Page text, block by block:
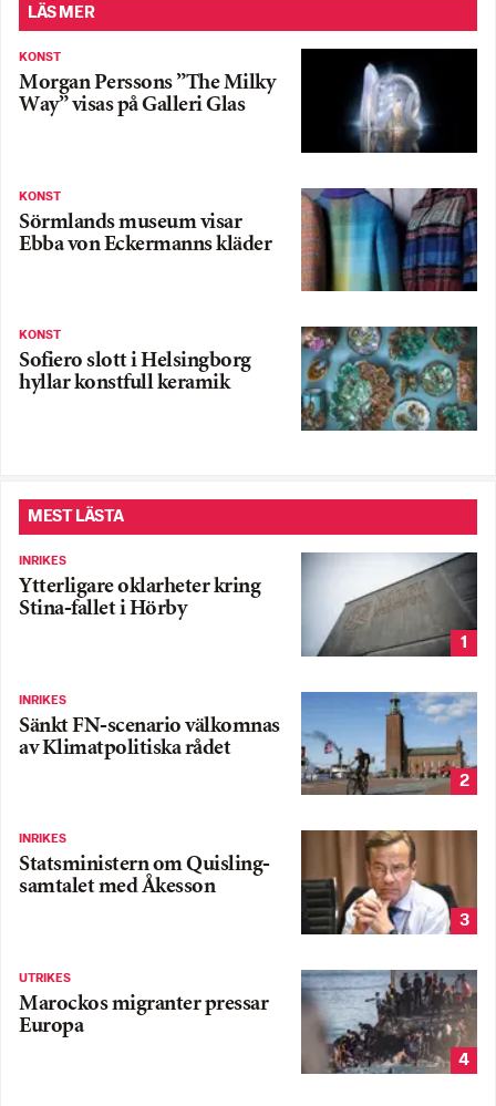
LÄS MER
KONST
Morgan Perssons ”The Milky
Way” visas på Galleri Glas
KONST
Sörmlands museum visar
Ebba von Eckermanns kläder
KONST
Sofiero slott i Helsingborg
hyllar konstfull keramik
MEST LÄSTA
INRIKES
Ytterligare oklarheter kring
Stina-fallet i Hörby
1
INRIKES
Sänkt FN-scenario välkomnas
av Klimatpolitiska rådet
2
INRIKES
Statsministern om Quisling-
samtalet med Åkesson
3
UTRIKES
Marockos migranter pressar
Europa
4